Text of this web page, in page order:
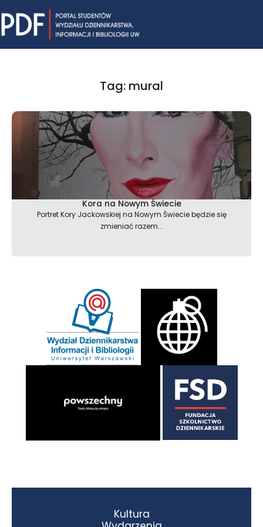
to
content
Tag: mural
Kora na Nowym Świecie
Portret Kory Jackowskiej na Nowym Świecie będzie się
zmieniać razem...
Kultura